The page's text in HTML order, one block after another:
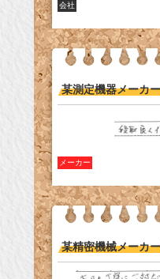
会社
某測定機器メーカ
メーカー
某精密機械メーカ